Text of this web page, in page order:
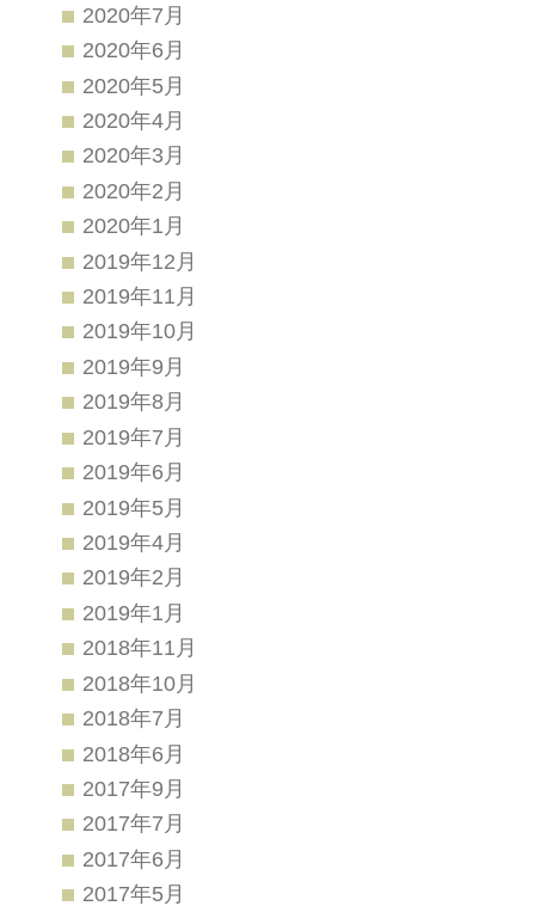
2020年7月
2020年6月
2020年5月
2020年4月
2020年3月
2020年2月
2020年1月
2019年12月
2019年11月
2019年10月
2019年9月
2019年8月
2019年7月
2019年6月
2019年5月
2019年4月
2019年2月
2019年1月
2018年11月
2018年10月
2018年7月
2018年6月
2017年9月
2017年7月
2017年6月
2017年5月